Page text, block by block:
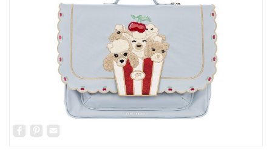
Facebook
Pinterest